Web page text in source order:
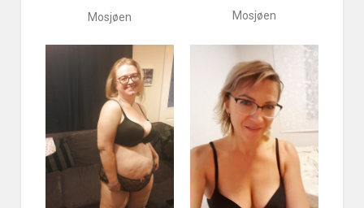
Mosjøen Mosjøen